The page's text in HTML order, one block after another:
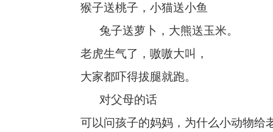
猴子送桃子，小猫送小鱼
兔子送萝卜， 大熊送玉米。
老虎生气了， 嗷嗷大叫，
大家都吓得拔腿就跑。
对父母的话
可以问孩子的妈妈，为什么小动物给